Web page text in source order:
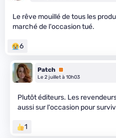
Le rêve mouillé de tous les
marché de l'occasion tué.
6
Patch Premium
Le 2 juillet à 10h03
Plutôt éditeurs. Les
aussi sur l'occasion pour
1